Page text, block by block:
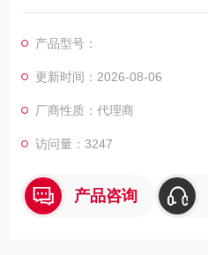
产品型号：
更新时间：2026-08-06
厂商性质：代理商
访问量：3247
产品咨询